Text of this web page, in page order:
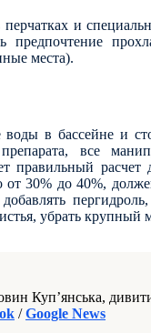
и
предпочтение
места).
в бассейне и
все
правильный
от 30% до 40%,
пергидроль,
убрать крупный
Куп’янська,
/Google News